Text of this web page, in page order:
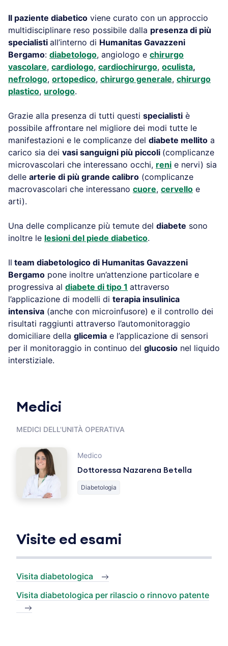
Il paziente diabetico viene curato con un approccio
multidisciplinare reso possibile dalla presenza di più
specialisti all’interno di Humanitas Gavazzeni
Bergamo: diabetologo, angiologo e chirurgo
vascolare, cardiologo, cardiochirurgo, oculista,
nefrologo, ortopedico, chirurgo generale, chirurgo
plastico, urologo.
Grazie alla presenza di tutti questi specialisti è
possibile affrontare nel migliore dei modi tutte le
manifestazioni e le complicanze del diabete mellito a
carico sia dei vasi sanguigni più piccoli (complicanze
microvascolari che interessano occhi, reni e nervi) sia
delle arterie di più grande calibro (complicanze
macrovascolari che interessano cuore, cervello e
arti).
Una delle complicanze più temute del diabete sono
inoltre le lesioni del piede diabetico.
Il team diabetologico di Humanitas Gavazzeni
Bergamo pone inoltre un’attenzione particolare e
progressiva al diabete di tipo 1 attraverso
l’applicazione di modelli di terapia insulinica
intensiva (anche con microinfusore) e il controllo dei
risultati raggiunti attraverso l’automonitoraggio
domiciliare della glicemia e l’applicazione di sensori
per il monitoraggio in continuo del glucosio nel liquido
interstiziale.
Medici
MEDICI DELL'UNITÀ OPERATIVA
Medico
Dottoressa Nazarena Betella
Diabetologia
Visite ed esami
Visita diabetologica
Visita diabetologica per rilascio o rinnovo patente